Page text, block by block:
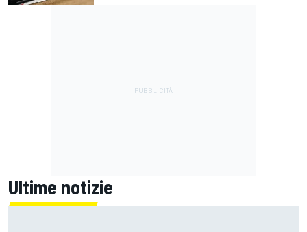
Ultime notizie